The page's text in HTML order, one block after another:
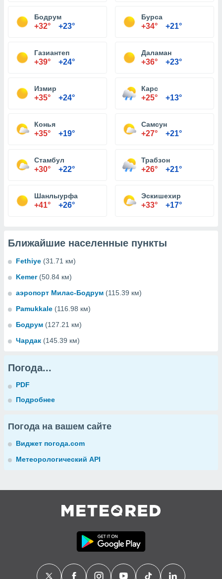
Бодрум
+32° +23°
Бурса
+34° +21°
Газиантеп
+39° +24°
Даламан
+36° +23°
Измир
+35° +24°
Карс
+25° +13°
Конья
+35° +19°
Самсун
+27° +21°
Стамбул
+30° +22°
Трабзон
+26° +21°
Шанлыурфа
+41° +26°
Эскишехир
+33° +17°
Ближайшие населенные пункты
Fethiye (31.71 км)
Kemer (50.84 км)
аэропорт Милас-Бодрум (115.39 км)
Pamukkale (116.98 км)
Бодрум (127.21 км)
Чардак (145.39 км)
Погода...
PDF
Подробнее
Погода на вашем сайте
Виджет погода.com
Метеорологический API